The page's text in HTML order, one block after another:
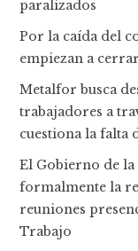
paralizados
Por la caída del
empiezan a
Metalfor busca
trabajadores a
cuestiona la falta
El Gobierno de
formalmente la
reuniones
Trabajo